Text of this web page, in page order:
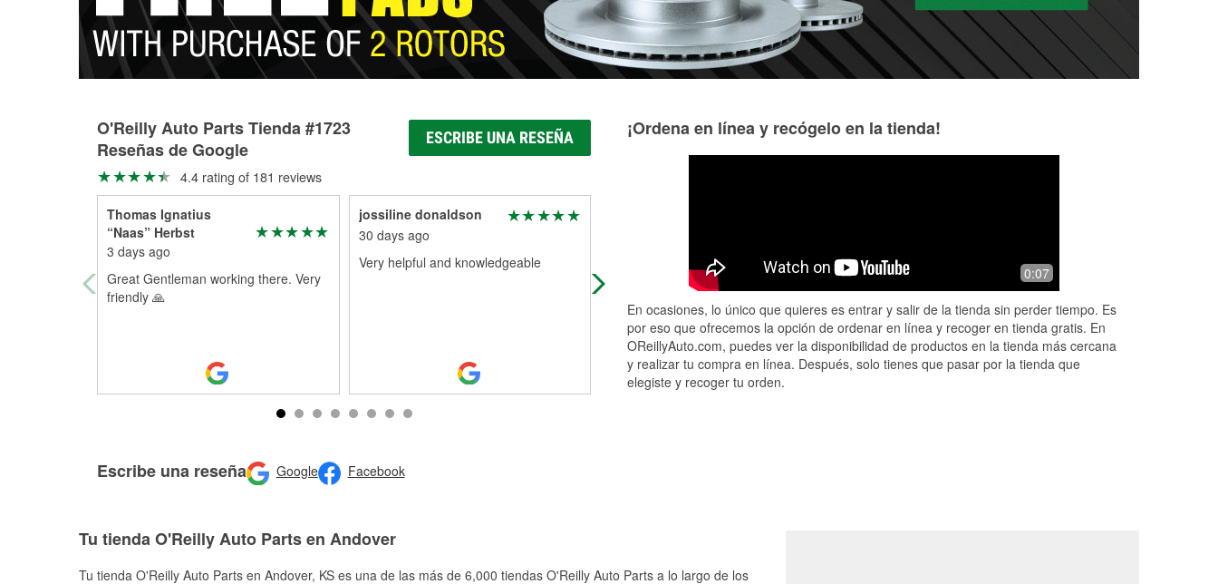
O'Reilly Auto Parts Tienda #1723
Reseñas de Google
ESCRIBE UNA RESEÑA
4.4 rating of 181 reviews
Thomas Ignatius
“Naas” Herbst
3 days ago
Great Gentleman working there. Very
friendly 🙏
jossiline donaldson
30 days ago
Very helpful and knowledgeable
I am the least mechanical person you
may know. The staff at the Andover
was pneumatic hinges on my suburb...
Read More
go here out of all 3 places in town,
cheaper parts and staff help you out
Escribe una reseña Google Facebook
¡Ordena en línea y recógelo en la tienda!
0:07
En ocasiones, lo único que quieres es entrar y salir de la tienda sin perder tiempo. Es
por eso que ofrecemos la opción de ordenar en línea y recoger en tienda gratis. En
OReillyAuto.com, puedes ver la disponibilidad de productos en la tienda más cercana
y realizar tu compra en línea. Después, solo tienes que pasar por la tienda que
elegiste y recoger tu orden.
Tu tienda O'Reilly Auto Parts en Andover
Tu tienda O'Reilly Auto Parts en Andover, KS es una de las más de 6,000 tiendas O'Reilly Auto Parts a lo largo de los